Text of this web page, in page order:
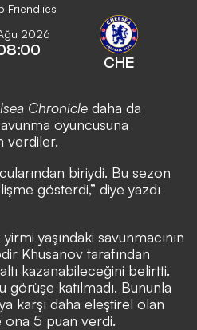
Friendlies
2026
CHE
Chronicle daha da
oyuncusuna
verdiler.
biriydi. Bu sezon
gösterdi,” diye yazdı
yaşındaki savunmacının
Khusanov tarafından
kazanabileceğini belirtti.
katılmadı. Bununla
karşı daha eleştirel olan
ona 5 puan verdi.